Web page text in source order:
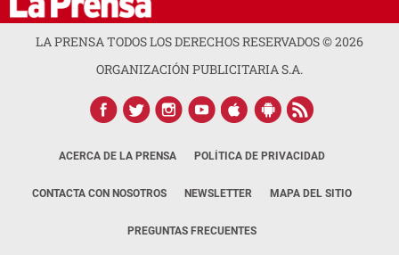
LA PRENSA TODOS LOS DERECHOS RESERVADOS ©2026
ORGANIZACIÓN PUBLICITARIA S.A.
ACERCA DE LA PRENSA POLÍTICA DE PRIVACIDAD
CONTACTA CON NOSOTROS NEWSLETTER MAPA DEL SITIO
PREGUNTAS FRECUENTES